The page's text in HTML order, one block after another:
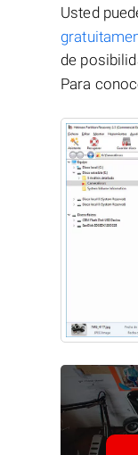
Usted
de
Para